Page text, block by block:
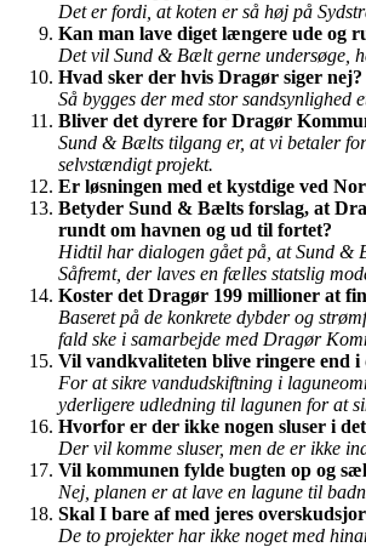
Det er fordi, at koten er så høj på
Kan man lave diget længere ude og
Det vil Sund & Bælt gerne undersøge,
Hvad sker der hvis Dragør siger nej?
Så bygges der med stor sandsynlighed
Bliver det dyrere for Dragør
Sund & Bælts tilgang er, at vi betaler
selvstændigt projekt.
Er løsningen med et kystdige ved
Betyder Sund & Bælts forslag, at
rundt om havnen og ud til fortet?
Hidtil har dialogen gået på, at Sund &
Såfremt, der laves en fælles statslig
Koster det Dragør 199 millioner at
Baseret på de konkrete dybder og
fald ske i samarbejde med Dragør
Vil vandkvaliteten blive ringere end i
For at sikre vandudskiftning i
yderligere udledning til lagunen for at
Hvorfor er der ikke nogen sluser i
Der vil komme sluser, men de er ikke
Vil kommunen fylde bugten op og
Nej, planen er at lave en lagune til
Skal I bare af med jeres
De to projekter har ikke noget med